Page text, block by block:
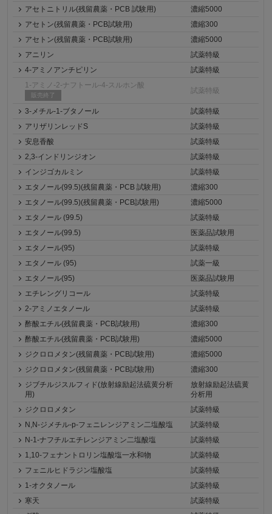
アセトニトリル(残留農薬・PCB 試験用)
濃縮5000
アセトン(残留農薬・PCB試験用)
濃縮300
アセトン(残留農薬・PCB試験用)
濃縮5000
アニリン
試薬特級
4-アミノアンチピリン
試薬特級
1-アミノ-2-ナフトール-4-スルホン酸
販売終了
試薬特級
3-メチル-1-ブタノール
試薬特級
アリザリンレッドS
試薬特級
安息香酸
試薬特級
2,3-インドリンジオン
試薬特級
インジゴカルミン
試薬特級
エタノール(99.5)(残留農薬・PCB 試験用)
濃縮300
エタノール(99.5)(残留農薬・PCB試験用)
濃縮5000
エタノール (99.5)
試薬特級
エタノール(99.5)
医薬品試験用
エタノール(95)
試薬特級
エタノール (95)
試薬一級
エタノール(95)
医薬品試験用
エチレングリコール
試薬特級
2-アミノエタノール
試薬特級
酢酸エチル(残留農薬・PCB試験用)
濃縮300
酢酸エチル(残留農薬・PCB試験用)
濃縮5000
ジクロロメタン(残留農薬・PCB試験用)
濃縮5000
ジクロロメタン(残留農薬・PCB試験用)
濃縮300
ジブチルジスルフィド(放射線励起法硫黄分析
用)
放射線励起法硫黄
分析用
ジクロロメタン
試薬特級
N,N-ジメチル-p-フェニレンジアミン二塩酸塩
試薬特級
N-1-ナフチルエチレンジアミン二塩酸塩
試薬特級
1,10-フェナントロリン塩酸塩一水和物
試薬特級
フェニルヒドラジン塩酸塩
試薬特級
1-オクタノール
試薬特級
寒天
試薬特級